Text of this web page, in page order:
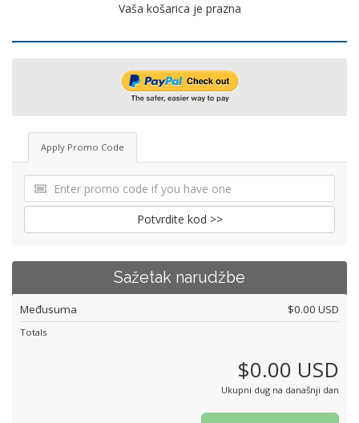
Vaša košarica je prazna
Apply Promo Code
Potvrdite kod >>
Sažetak narudžbe
Međusuma $0.00 USD
Totals
$0.00 USD
Ukupni dug na današnji dan